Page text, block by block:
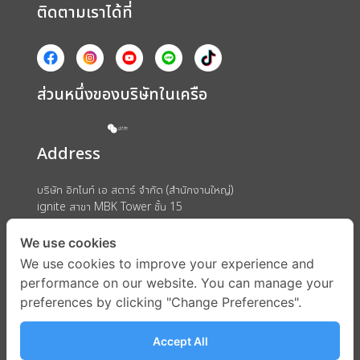
ติดตามเราได้ที่
ส่วนหนึ่งของบริษัทในเครือ
Address
บริษัท อิกไนท์ เอ สตาร์ จำกัด (สำนักงานใหญ่)
ignite สาขา MBK Tower ชั้น 15
ถนนพญาไท แขวงวังใหม่ เขตปทุมวัน กรุงเทพมหานคร 10330
We use cookies
We use cookies to improve your experience and
performance on our website. You can manage your
preferences by clicking "Change Preferences".
Accept All